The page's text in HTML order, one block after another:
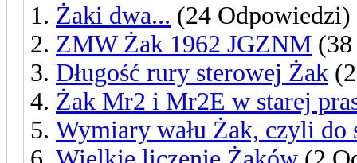
Żaki dwa... (24 Odpowiedzi)
ZMW Żak 1962 JGZNM
Długość rury sterowej Żak
Żak Mr2 i Mr2E w starej
Wymiary wału Żak, czyli do